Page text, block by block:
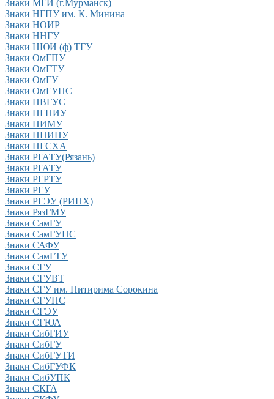
Знаки МГИ (г.Мурманск)
Знаки НГПУ им. К. Минина
Знаки НОИР
Знаки ННГУ
Знаки НЮИ (ф) ТГУ
Знаки ОмГПУ
Знаки ОмГТУ
Знаки ОмГУ
Знаки ОмГУПС
Знаки ПВГУС
Знаки ПГНИУ
Знаки ПИМУ
Знаки ПНИПУ
Знаки ПГСХА
Знаки РГАТУ(Рязань)
Знаки РГАТУ
Знаки РГРТУ
Знаки РГУ
Знаки РГЭУ (РИНХ)
Знаки РязГМУ
Знаки СамГУ
Знаки СамГУПС
Знаки САФУ
Знаки СамГТУ
Знаки СГУ
Знаки СГУВТ
Знаки СГУ им. Питирима Сорокина
Знаки СГУПС
Знаки СГЭУ
Знаки СГЮА
Знаки СибГИУ
Знаки СибГУ
Знаки СибГУТИ
Знаки СибГУФК
Знаки СибУПК
Знаки СКГА